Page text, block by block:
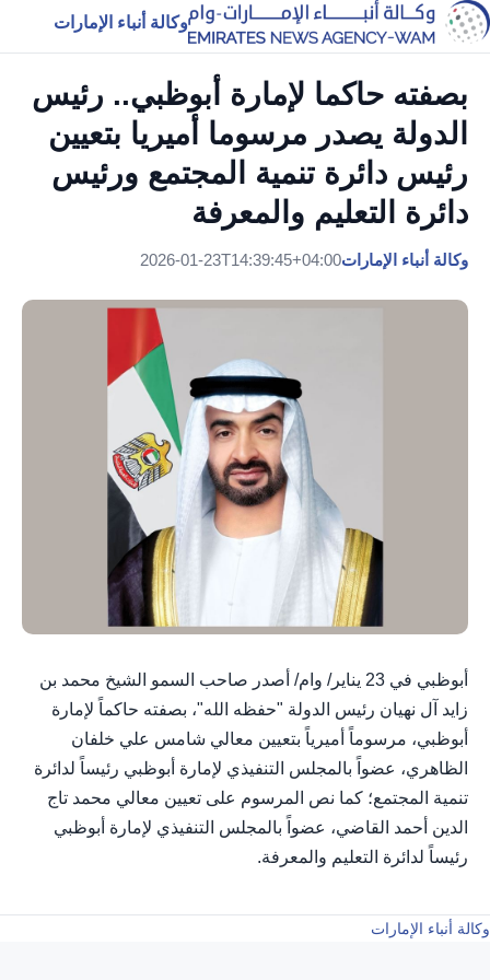
وكالة أنباء الإمارات
بصفته حاكما لإمارة أبوظبي.. رئيس
الدولة يصدر مرسوما أميريا بتعيين
رئيس دائرة تنمية المجتمع ورئيس
دائرة التعليم والمعرفة
وكالة أنباء الإمارات2026-01-23T14:39:45+04:00
أبوظبي في 23 يناير/ وام/ أصدر صاحب السمو الشيخ محمد بن
زايد آل نهيان رئيس الدولة "حفظه الله"، بصفته حاكماً لإمارة
أبوظبي، مرسوماً أميرياً بتعيين معالي شامس علي خلفان
الظاهري، عضواً بالمجلس التنفيذي لإمارة أبوظبي رئيساً لدائرة
تنمية المجتمع؛ كما نص المرسوم على تعيين معالي محمد تاج
الدين أحمد القاضي، عضواً بالمجلس التنفيذي لإمارة أبوظبي
رئيساً لدائرة التعليم والمعرفة.
وكالة أنباء الإمارات